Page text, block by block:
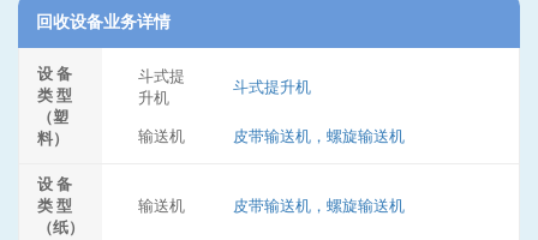
回收设备业务详情
设 备
类 型
（塑
料）
斗式提
升机
斗式提升机
输送机 皮带输送机，螺旋输送机
设 备
类 型
（纸）
输送机 皮带输送机，螺旋输送机